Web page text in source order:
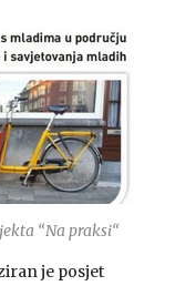
“Na praksi“
je posjet